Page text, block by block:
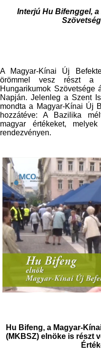
Interjú Hu Bifenggel,
A Magyar-Kínai Új
örömmel vesz részt a
Hungarikumok Szövetsége
Napján. Jelenleg a Szent
mondta a Magyar-Kínai Új
hozzátéve: A Bazilika
magyar értékeket,
rendezvényen.
Hu Bifeng, a Magyar-
(MKBSZ) elnöke is részt